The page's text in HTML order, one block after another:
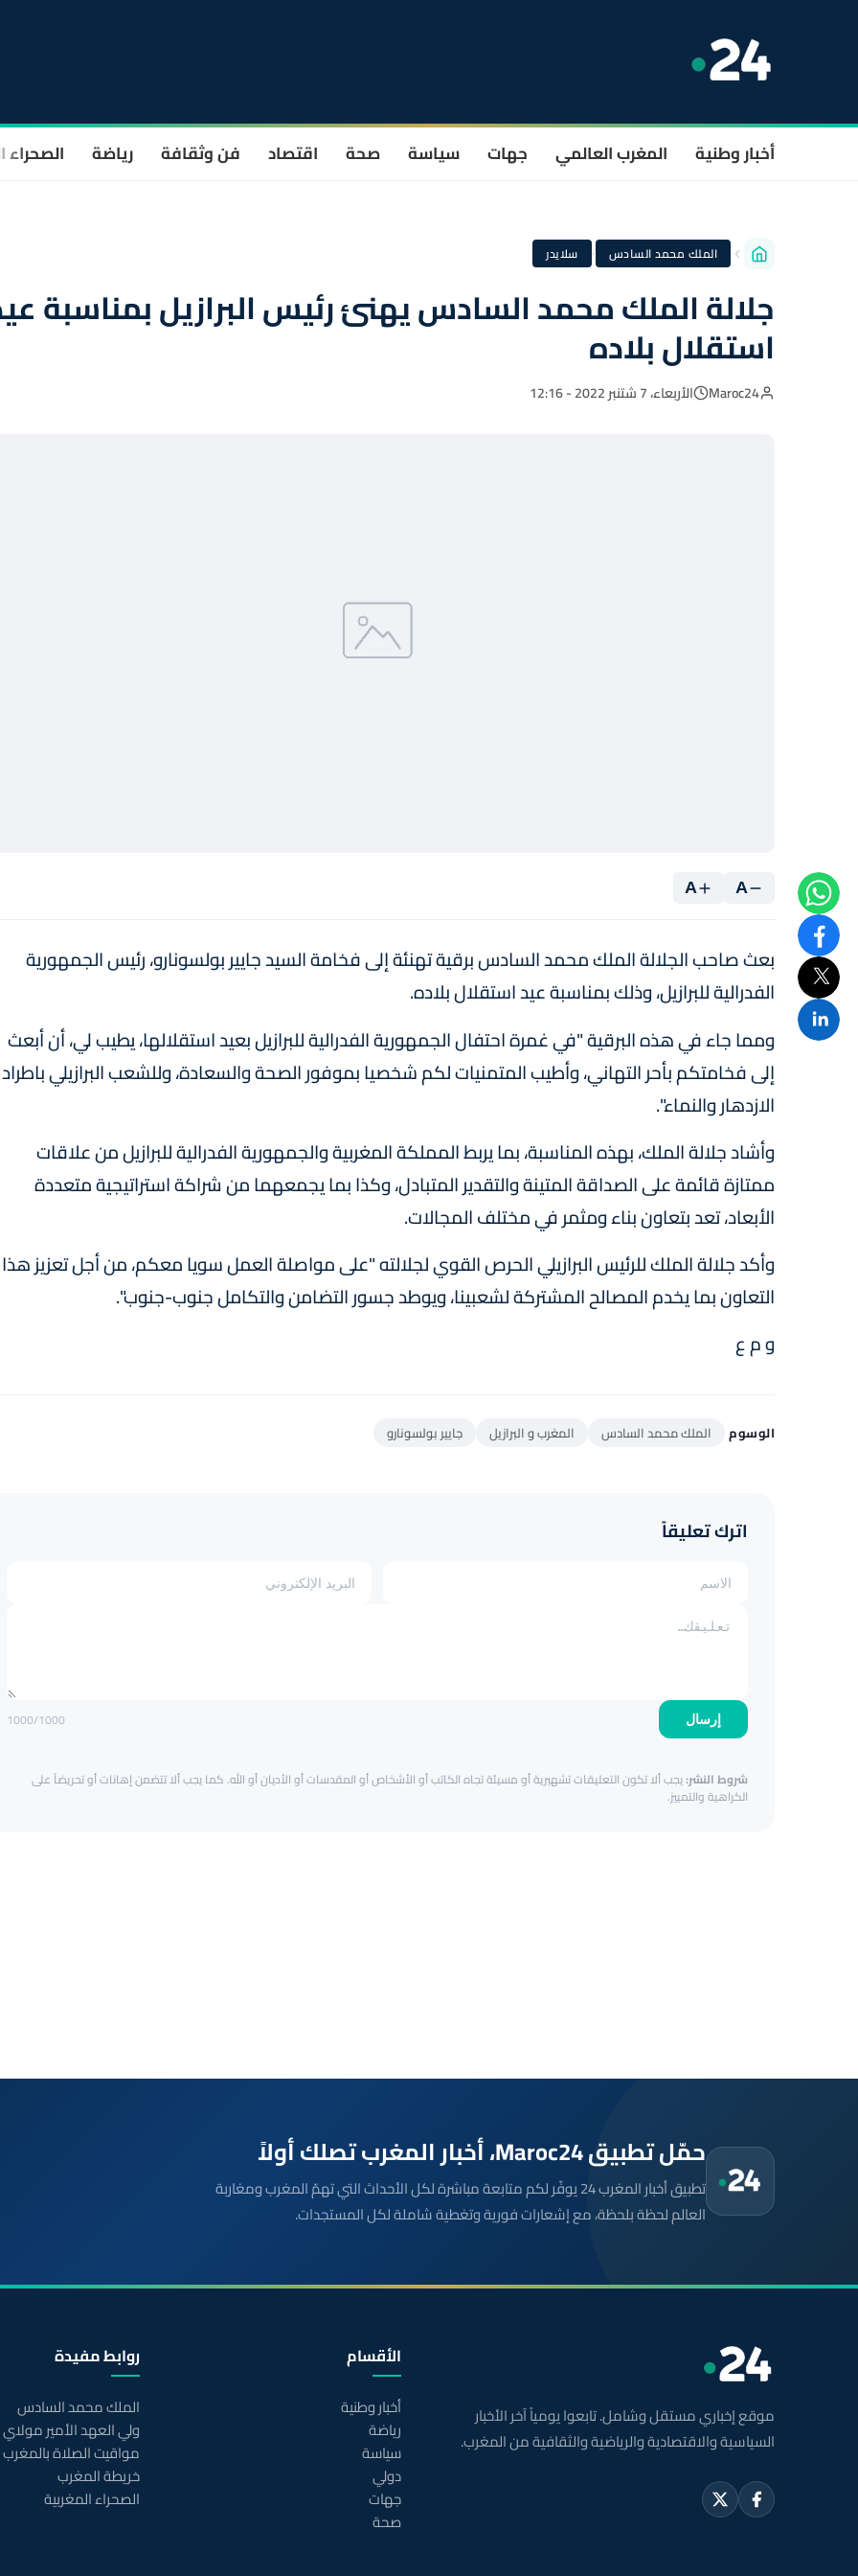
أخبار وطنية المغرب العالمي جهات سياسة صحة اقتصاد فن وثقافة رياضة الصحراء
الملك محمد السادس · سلايدر
جلالة الملك محمد السادس يهنئ رئيس البرازيل بمناسبة
استقلال بلاده
Maroc24 الأربعاء، 7 شتنبر 2022 - 12:16
A
A
بعث صاحب الجلالة الملك محمد السادس برقية تهنئة إلى فخامة السيد جايیر بولسونارو، رئيس الجمهورية
الفدرالية للبرازيل، وذلك بمناسبة عيد استقلال بلاده.
ومما جاء في هذه البرقية "في غمرة احتفال الجمهورية الفدرالية للبرازيل بعيد استقلالها، يطيب لي، أن أبعث
إلى فخامتكم بأحر التهاني، وأطيب المتمنيات لكم شخصيا بموفور الصحة والسعادة، وللشعب البرازيلي باطراد
الازدهار والنماء".
وأشاد جلالة الملك، بهذه المناسبة، بما يربط المملكة المغربية والجمهورية الفدرالية للبرازيل من علاقات
ممتازة قائمة على الصداقة المتينة والتقدير المتبادل، وكذا بما يجمعهما من شراكة استراتيجية متعددة
الأبعاد، تعد بتعاون بناء ومثمر في مختلف المجالات.
وأكد جلالة الملك للرئيس البرازيلي الحرص القوي لجلالته "على مواصلة العمل سويا معكم، من أجل تعزيز هذا
التعاون بما يخدم المصالح المشتركة لشعبينا، ويوطد جسور التضامن والتكامل جنوب-جنوب".
و م ع
الوسوم الملك محمد السادس المغرب و البرازيل جايیر بولسونارو
اترك تعليقاً
إرسال 1000/1000
شروط النشر:يجب ألا تكون التعليقات تشهيرية أو مسيئة تجاه الكاتب أو الأشخاص أو المقدسات أو الأديان أو الله. كما يجب ألا تتضمن إهانات أو تحريضاً على
الكراهية والتمييز.
حمّل تطبيق Maroc24، أخبار المغرب تصلك أولاً
تطبيق أخبار المغرب 24 يوفّر لكم متابعة مباشرة لكل الأحداث التي تهمّ المغرب ومغاربة
العالم لحظة بلحظة، مع إشعارات فورية وتغطية شاملة لكل المستجدات.
موقع إخباري مستقل وشامل. تابعوا يومياً آخر الأخبار
السياسية والاقتصادية والرياضية والثقافية من المغرب.
الأقسام
أخبار وطنية
رياضة
سياسة
دولي
جهات
صحة
روابط مفيدة
الملك محمد السادس
ولي العهد الأمير
مواقيت الصلاة بالمغرب
خريطة المغرب
الصحراء المغربية